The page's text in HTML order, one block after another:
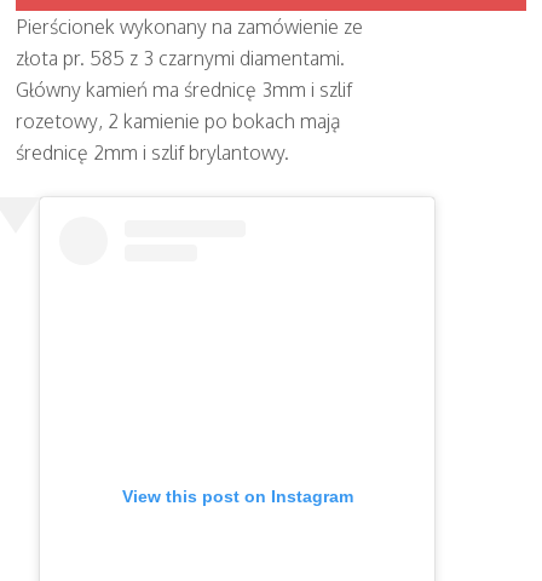
Pierścionek wykonany na zamówienie ze
złota pr. 585 z 3 czarnymi diamentami.
Główny kamień ma średnicę 3mm i szlif
rozetowy, 2 kamienie po bokach mają
średnicę 2mm i szlif brylantowy.
View this post on Instagram